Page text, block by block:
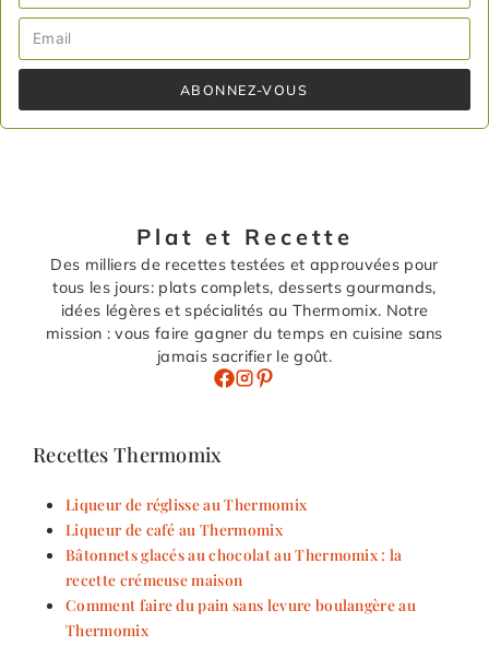
ABONNEZ-VOUS
Plat et Recette
Des milliers de recettes testées et approuvées pour
tous les jours: plats complets, desserts gourmands,
idées légères et spécialités au Thermomix. Notre
mission : vous faire gagner du temps en cuisine sans
jamais sacrifier le goût.
Recettes Thermomix
Liqueur de réglisse au Thermomix
Liqueur de café au Thermomix
Bâtonnets glacés au chocolat au Thermomix : la
recette crémeuse maison
Comment faire du pain sans levure boulangère au
Thermomix